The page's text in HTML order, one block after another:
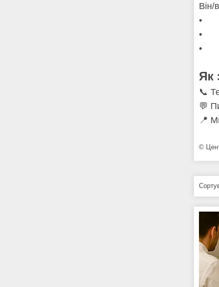
Він/
•
•
•
Як
📞
💬
📍
©